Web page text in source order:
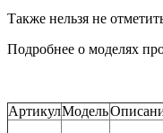
Также нельзя не
Подробнее о моделях
АртикулМодель